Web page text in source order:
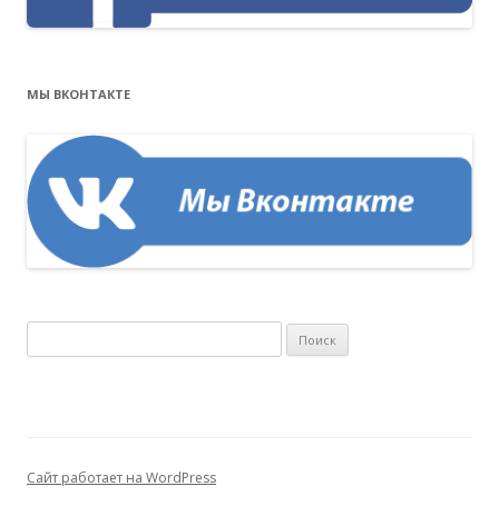
МЫ ВКОНТАКТЕ
а
:Сайт работает на WordPress